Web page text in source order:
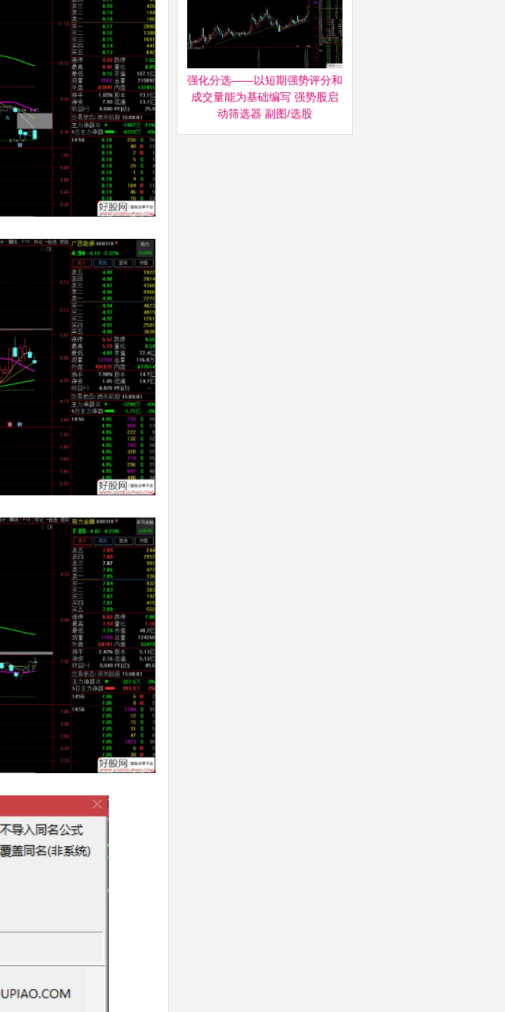
强化分选——以短期强势评分和
成交量能为基础编写 强势股启
动筛选器‌ 副图/选股